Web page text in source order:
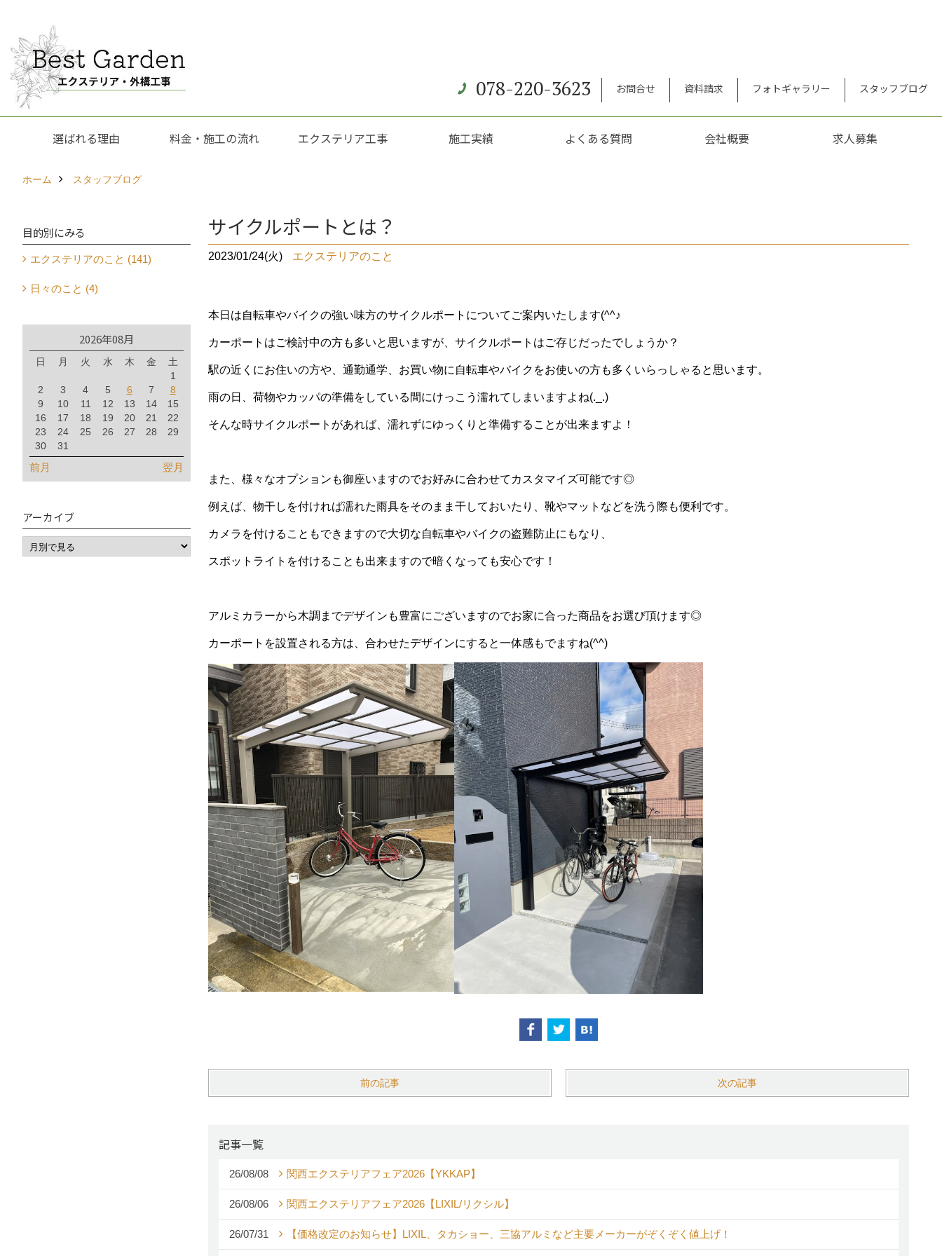
078-220-3623 お問合せ 資料請求 フォトギャラリー スタッフブログ
選ばれる理由 料金・施工の流れ エクステリア工事 施工実績 よくある質問 会社概要 求人募集
ホーム スタッフブログ
サイクルポートとは？
2023/01/24(火) エクステリアのこと
本日は自転車やバイクの強い味方のサイクルポートについてご案内いたします(^^♪
カーポートはご検討中の方も多いと思いますが、サイクルポートはご存じだったでしょうか？
駅の近くにお住いの方や、通勤通学、お買い物に自転車やバイクをお使いの方も多くいらっしゃると思います。
雨の日、荷物やカッパの準備をしている間にけっこう濡れてしまいますよね(._.)
そんな時サイクルポートがあれば、濡れずにゆっくりと準備することが出来ますよ！
また、様々なオプションも御座いますのでお好みに合わせてカスタマイズ可能です◎
例えば、物干しを付ければ濡れた雨具をそのまま干しておいたり、靴やマットなどを洗う際も便利です。
カメラを付けることもできますので大切な自転車やバイクの盗難防止にもなり、
スポットライトを付けることも出来ますので暗くなっても安心です！
アルミカラーから木調までデザインも豊富にございますのでお家に合った商品をお選び頂けます◎
カーポートを設置される方は、合わせたデザインにすると一体感もでますね(^^)
前の記事 次の記事
記事一覧
26/08/08 関西エクステリアフェア2026【YKKAP】
26/08/06 関西エクステリアフェア2026【LIXIL/リクシル】
26/07/31 【価格改定のお知らせ】LIXIL、タカショー、三協アルミなど主要メーカーがぞくぞく値上げ！
目的別にみる
エクステリアのこと (141)
日々のこと (4)
2026年08月
日 月 火 水 木 金
土
1
2
3 4 5 6 7
8
9
10 11 12 13 14
15
16
17 18 19 20 21
22
23
24 25 26 27 28
29
30
31
前月 翌月
アーカイブ